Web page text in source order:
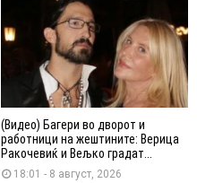
(Видео) Багери во дворот и
работници на жештините: Верица
Ракочевиќ и Вељко градат...
18:01 - 8 август, 2026